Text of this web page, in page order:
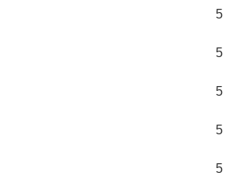
5
5
5
5
5